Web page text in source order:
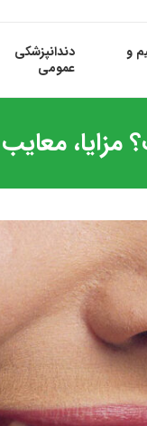
و
دندانپزشکی
عمومی